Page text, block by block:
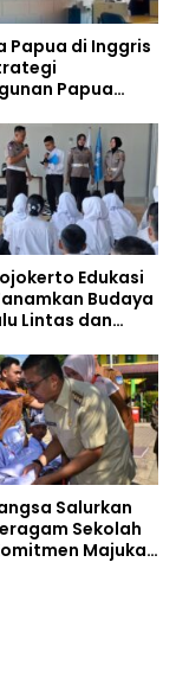
Papua di Inggris
Papua
Internasional
Edukasi
Budaya
Lintas dan
Salurkan
Sekolah
Majukan